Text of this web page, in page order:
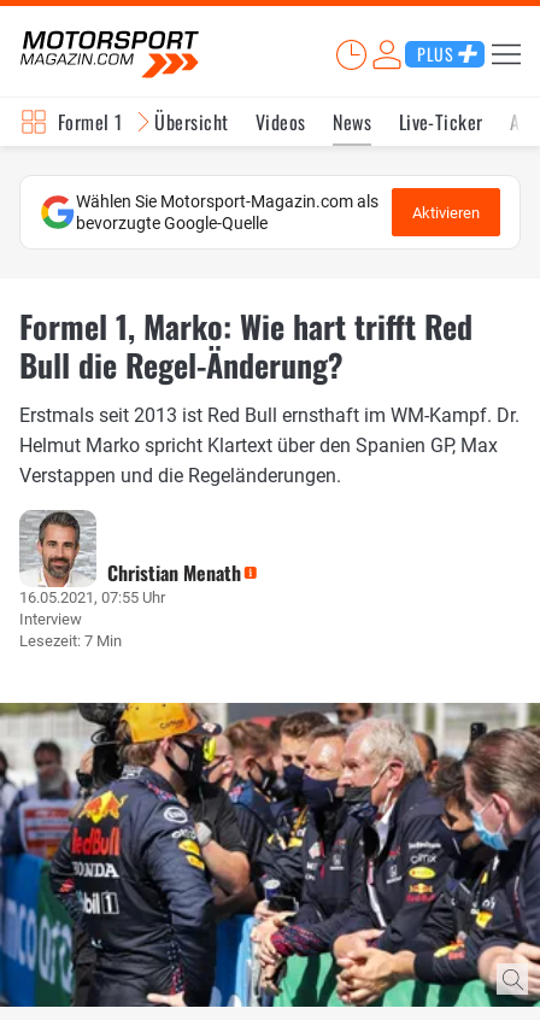
PLUS
Formel 1 Übersicht Videos News Live-Ticker
Wählen Sie Motorsport-Magazin.com als
bevorzugte Google-Quelle
Aktivieren
Formel 1, Marko: Wie hart trifft Red
Bull die Regel-Änderung?
Erstmals seit 2013 ist Red Bull ernsthaft im WM-Kampf. Dr.
Helmut Marko spricht Klartext über den Spanien GP, Max
Verstappen und die Regeländerungen.
Christian Menath
16.05.2021, 07:55 Uhr
Interview
Lesezeit: 7 Min